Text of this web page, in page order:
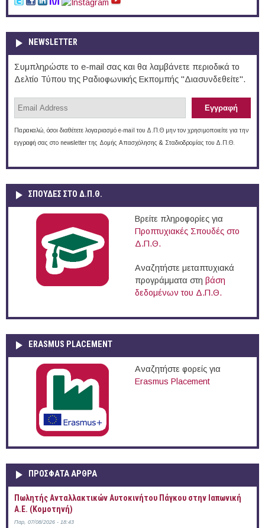
NEWSLETTER
Συμπληρώστε το e-mail σας και θα λαμβάνετε περιοδικά το
Δελτίο Τύπου της Ραδιοφωνικής Εκπομπής "Διασυνδεθείτε".
Παρακαλώ, όσοι διαθέτετε λογαριασμό e-mail του Δ.Π.Θ μην τον χρησιμοποιείτε για την
εγγραφή σας στο newsletter της Δομής Απασχόλησης & Σταδιοδρομίας του Δ.Π.Θ.
ΣΠΟΥΔΈΣ ΣΤΟ Δ.Π.Θ.
Βρείτε πληροφορίες για
Προπτυχιακές Σπουδές στο
Δ.Π.Θ.
Αναζητήστε μεταπτυχιακά
προγράμματα στη βάση
δεδομένων του Δ.Π.Θ.
ERASMUS PLACEMENT
Αναζητήστε φορείς για
Erasmus Placement
ΠΡOΣΦΑΤΑ AΡΘΡΑ
Πωλητής Ανταλλακτικών Αυτοκινήτου Πάγκου στην Ιαπωνική
Α.Ε. (Κομοτηνή)
Παρ, 07/08/2026 - 18:43